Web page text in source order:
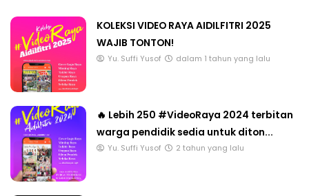
KOLEKSI VIDEO RAYA AIDILFITRI 2025
WAJIB TONTON!
Yu. Suffi Yusof dalam 1 tahun yang lalu
🔥 Lebih 250 #VideoRaya 2024 terbitan
warga pendidik sedia untuk diton...
Yu. Suffi Yusof 2 tahun yang lalu